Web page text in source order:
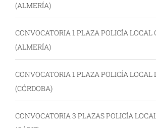
(ALMERÍA)
CONVOCATORIA 1 PLAZA POLICÍA LOCAL
(ALMERÍA)
CONVOCATORIA 1 PLAZA POLICÍA
(CÓRDOBA)
CONVOCATORIA 3 PLAZAS POLICÍA